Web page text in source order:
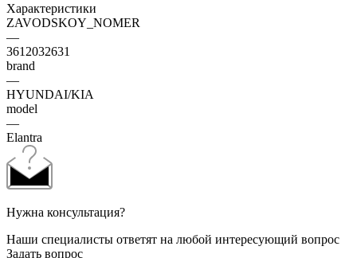
Характеристики
ZAVODSKOY_NOMER
—
3612032631
brand
—
HYUNDAI/KIA
model
—
Elantra
Нужна консультация?
Наши специалисты ответят на любой интересующий вопрос
Задать вопрос